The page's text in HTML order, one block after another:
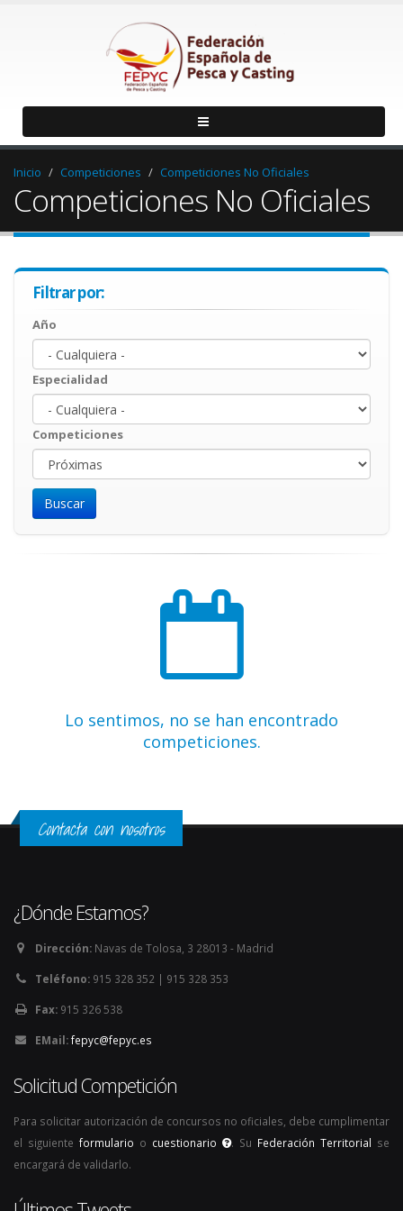
Inicio Competiciones Competiciones No Oficiales
Competiciones No Oficiales
Filtrar por:
Año
Year
Especialidad
Competiciones
Lo sentimos, no se han encontrado
competiciones.
Contacta con nosotros
¿Dónde Estamos?
Dirección: Navas de Tolosa, 3 28013 - Madrid
Teléfono: 915 328 352 | 915 328 353
Fax: 915 326 538
EMail:fepyc@fepyc.es
Solicitud Competición
Para solicitar autorización de concursos no oficiales, debe cumplimentar
el siguiente formulario o cuestionario . Su Federación Territorial se
encargará de validarlo.